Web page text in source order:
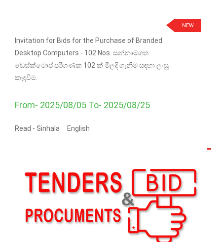
NEW
Invitation for Bids for the Purchase of Branded
Desktop Computers - 102 Nos. සන්නාමගත
ඩෙස්ක්ටොප් පරිගණක 102 ක් මිලදි ගැනීම සඳහා ලංසු
කැඳවීම.
From- 2025/08/05 To- 2025/08/25
Read - Sinhala English